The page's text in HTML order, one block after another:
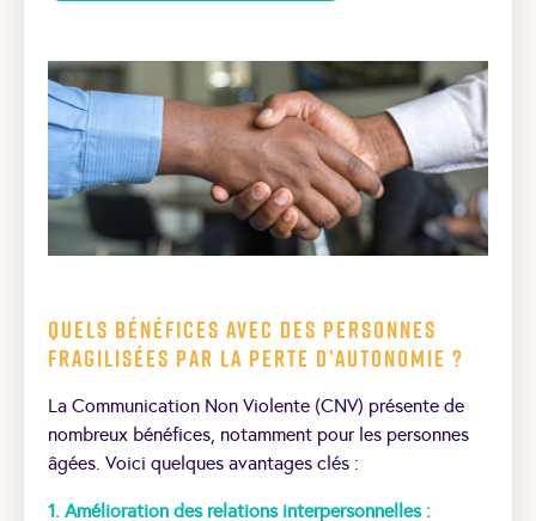
Quels bénéfices avec des personnes
fragilisées par la perte d’autonomie ?
La Communication Non Violente (CNV) présente de
nombreux bénéfices, notamment pour les personnes
âgées. Voici quelques avantages clés :
1. Amélioration des relations interpersonnelles :